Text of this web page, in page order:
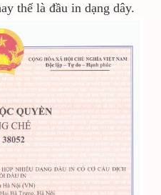
thế là đầu in dạng dây.